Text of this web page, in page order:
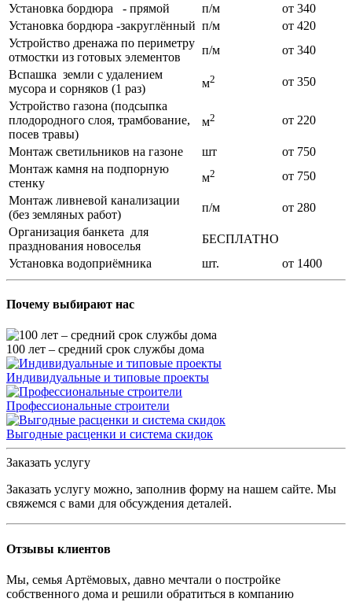
Установка бордюра - прямой
п/м
от 340
Установка бордюра -закруглённый п/м
от 420
Устройство дренажа по периметру
отмостки из готовых элементов
п/м
от 340
Вспашка земли с удалением
мусора и сорняков (1 раз)
м2
от 350
Устройство газона (подсыпка
плодородного слоя, трамбование,
посев травы)
м2 от 220
Монтаж светильников на газоне шт
от 750
Монтаж камня на подпорную
стенку
м2
от 750
Монтаж ливневой канализации
(без земляных работ)
п/м
от 280
Организация банкета для
празднования новоселья
БЕСПЛАТНО
Установка водоприёмника
шт. от 1400
Почему выбирают нас
100 лет – средний срок службы дома
Индивидуальные и типовые проекты
Профессиональные строители
Выгодные расценки и система скидок
Заказать услугу
Заказать услугу можно, заполнив форму на нашем сайте. Мы
свяжемся с вами для обсуждения деталей.
Отзывы клиентов
Мы, семья Артёмовых, давно мечтали о постройке
собственного дома и решили обратиться в компанию